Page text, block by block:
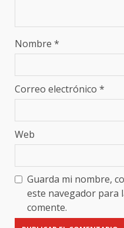
Nombre *
Correo electrónico *
Web
Guarda mi nombre,
este navegador para
comente.